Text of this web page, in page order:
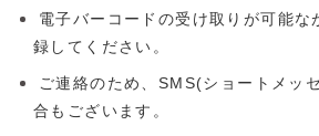
電子バーコードの受け取りが可能な
録してください。
ご連絡のため、SMS(ショートメッ
合もございます。